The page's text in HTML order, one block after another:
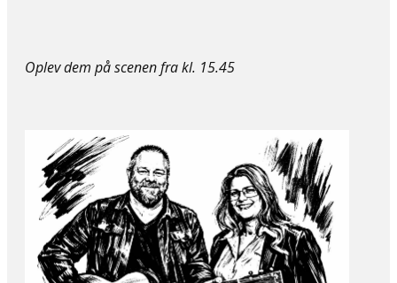
Oplev dem på ​scenen fra kl. 15.45